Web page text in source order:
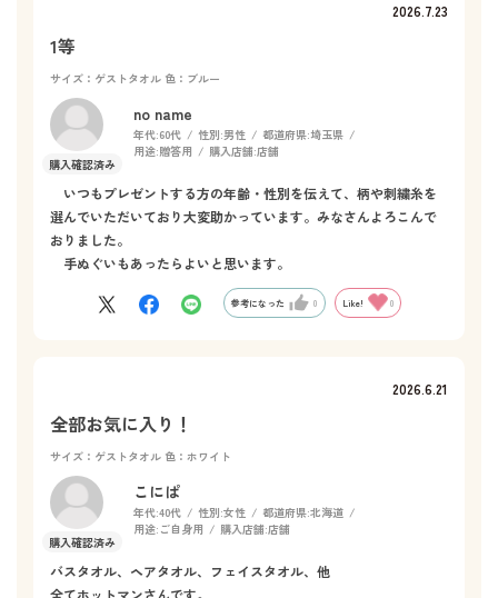
2026.7.23
1等
サイズ：ゲストタオル 色：ブルー
no name
年代:60代 性別:男性 都道府県:埼玉県
用途:贈答用 購入店舗:店舗
いつもプレゼントする方の年齢・性別を伝えて、柄や刺繍糸を
選んでいただいており大変助かっています。みなさんよろこんで
おりました。
手ぬぐいもあったらよいと思います。
参考になった 0 Like! 0
2026.6.21
全部お気に入り！
サイズ：ゲストタオル 色：ホワイト
こにぱ
年代:40代 性別:女性 都道府県:北海道
用途: ご自身用 購入店舗:店舗
バスタオル、ヘアタオル、フェイスタオル、他